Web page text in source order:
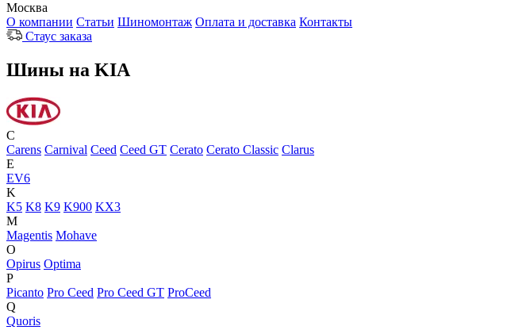
Москва
О компании Статьи Шиномонтаж Оплата и доставка Контакты
Стаус заказа
Шины на KIA
C
Carens Carnival Ceed Ceed GT Cerato Cerato Classic Clarus
E
EV6
K
K5 K8 K9 K900 KX3
M
Magentis Mohave
O
Opirus Optima
P
Picanto Pro Ceed Pro Ceed GT ProCeed
Q
Quoris